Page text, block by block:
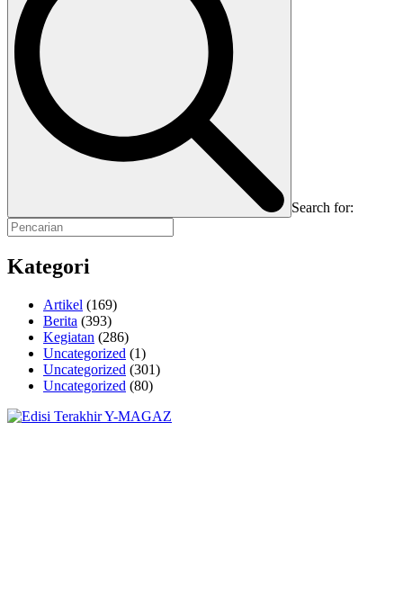
Search for:
Kategori
Artikel (169)
Berita (393)
Kegiatan (286)
Uncategorized (1)
Uncategorized (301)
Uncategorized (80)